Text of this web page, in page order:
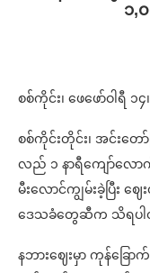
၁,
စစ်ကိုင်း၊ ဖေဖော်ဝါရီ ၁၄
စစ်ကိုင်းတိုင်း၊ အင်းတော်
လည် ၁ နာရီကျော်လေ
မီးလောင်ကျွမ်းခဲ့ပြီး
ဒေသခံတွေဆီက သိရပ
နဘားဈေးမှာ ကုန်ခြော